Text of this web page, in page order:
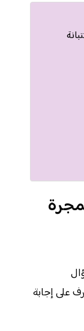
على إجابة